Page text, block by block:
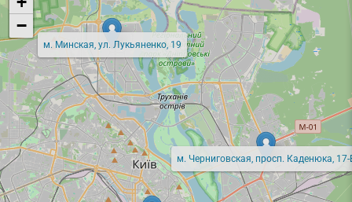
м. Минская, ул. Лукьяненко, 19
м. Черниговская, просп. Каденюка, 17-
−